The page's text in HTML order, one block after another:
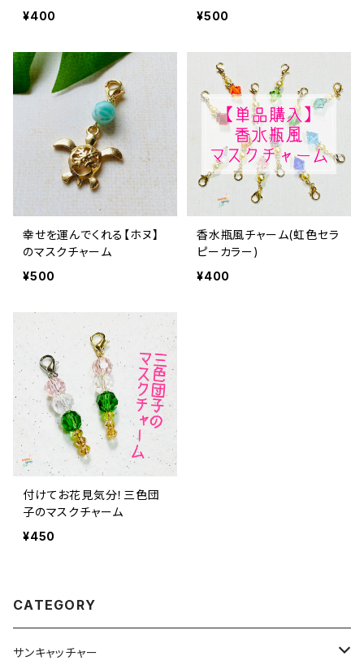
¥400
¥500
幸せを運んでくれる【ホヌ】
のマスクチャーム
¥500
香水瓶風チャーム(虹色セラ
ピーカラー)
¥400
付けてお花見気分！三色団
子のマスクチャーム
¥450
CATEGORY
サンキャッチャー